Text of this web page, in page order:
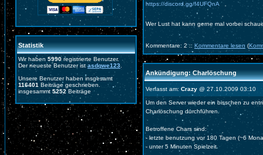
Statistik
Wir haben 5990 registrierte Benutzer.
Der neueste Benutzer istasdqwe123
Unsere Benutzer haben insgesamt
116401 Beiträge geschrieben.
insgesammt 5252 Beiträge
https://discord.gg/f4UFQnA
Wer Lust hat kann gerne mal vorbei
Kommentare: 2 :: Kommentare lesen (
Ankündigung: Charlöschung
Verfasst am: Crazy @ 27.10.2009 03:10
Um den Server wieder ein bisschen zu
Charlöschung durchführen.
Betroffene Chars sind:
- letzte benutzung vor 180 Tagen (~6
- unter 5 Minuten Spielzeit